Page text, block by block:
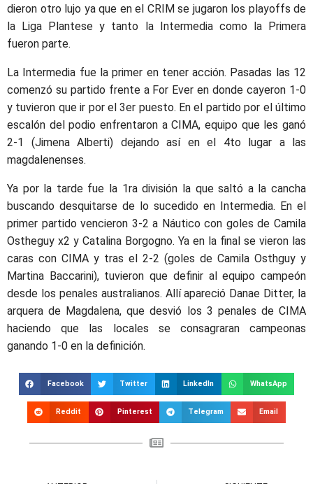
dieron otro lujo ya que en el CRIM se jugaron los playoffs de
la Liga Plantese y tanto la Intermedia como la Primera
fueron parte.
La Intermedia fue la primer en tener acción. Pasadas las 12
comenzó su partido frente a For Ever en donde cayeron 1-0
y tuvieron que ir por el 3er puesto. En el partido por el último
escalón del podio enfrentaron a CIMA, equipo que les ganó
2-1 (Jimena Alberti) dejando así en el 4to lugar a las
magdalenenses.
Ya por la tarde fue la 1ra división la que saltó a la cancha
buscando desquitarse de lo sucedido en Intermedia. En el
primer partido vencieron 3-2 a Náutico con goles de Camila
Ostheguy x2 y Catalina Borgogno. Ya en la final se vieron las
caras con CIMA y tras el 2-2 (goles de Camila Osthguy y
Martina Baccarini), tuvieron que definir al equipo campeón
desde los penales australianos. Allí apareció Danae Ditter, la
arquera de Magdalena, que desvió los 3 penales de CIMA
haciendo que las locales se consagraran campeonas
ganando 1-0 en la definición.
Facebook Twitter LinkedIn WhatsApp
Reddit Pinterest Telegram Email